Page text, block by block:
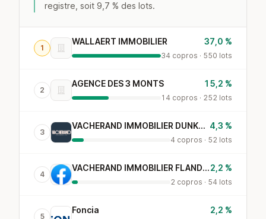
registre, soit 9,7 % des lots.
1
WALLAERT IMMOBILIER 37,0 %
34 copros · 550 lots
2
AGENCE DES 3 MONTS 15,2 %
14 copros · 252 lots
3
VACHERAND IMMOBILIER DUNKERQUE 4,3 %
4 copros · 52 lots
4
VACHERAND IMMOBILIER FLANDRES-LYS2,2 %
2 copros · 54 lots
5
Foncia 2,2 %